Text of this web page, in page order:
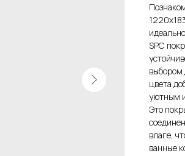
SPC
выбором
цвета
уютным
Это
влаге,
ванные